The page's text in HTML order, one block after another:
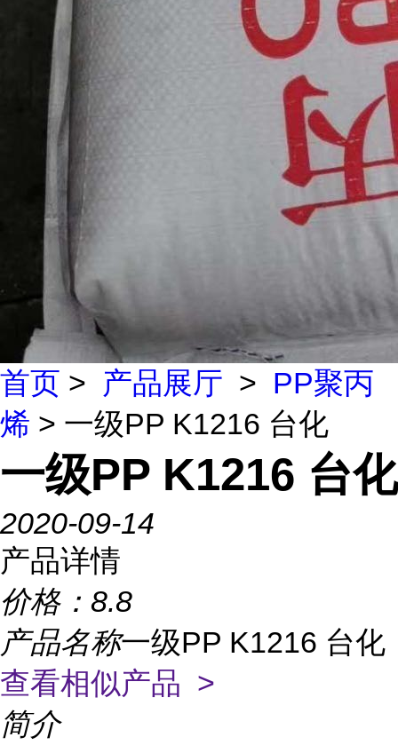
首页 > 产品展厅 > PP聚丙
烯 > 一级PP K1216 台化
一级PP K1216 台化
2020-09-14
产品详情
价格： 8.8
产品名称一级PP K1216 台化
查看相似产品 >
简介